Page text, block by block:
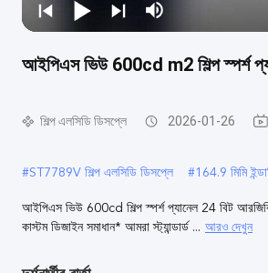
আইপিএস ভিউ 600cd m2 শিল্প স্পর্শ
শিল্প এলসিডি ডিসপ্লে 2026-01-26
#ST7789V শিল্প এলসিডি ডিসপ্লে #164.9 মিমি
আইপিএস ভিউ 600cd শিল্প স্পর্শ প্যানেল 24 বিট
কাস্টম ডিজাইন সমাধান* আমরা স্ট্যান্ডার্ড ... আরও দেখুন